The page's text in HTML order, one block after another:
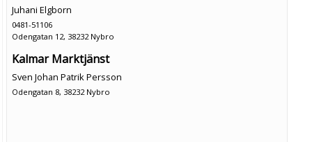
Juhani Elgborn
0481-51106
Odengatan 12, 38232 Nybro
Kalmar Marktjänst
Sven Johan Patrik Persson
Odengatan 8, 38232 Nybro